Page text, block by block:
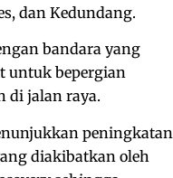
dan Kedundang.
bandara yang
untuk bepergian
di jalan raya.
peningkatan
diakibatkan oleh